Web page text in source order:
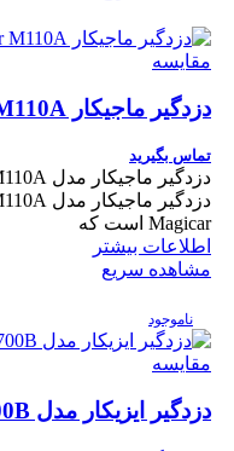
مقایسه
دزدگیر ماجیکار Magicar M110A
تماس بگیرید
Magicar است که
اطلاعات بیشتر
مشاهده سریع
ناموجود
مقایسه
دزدگیر ایزیکار مدل 7700B